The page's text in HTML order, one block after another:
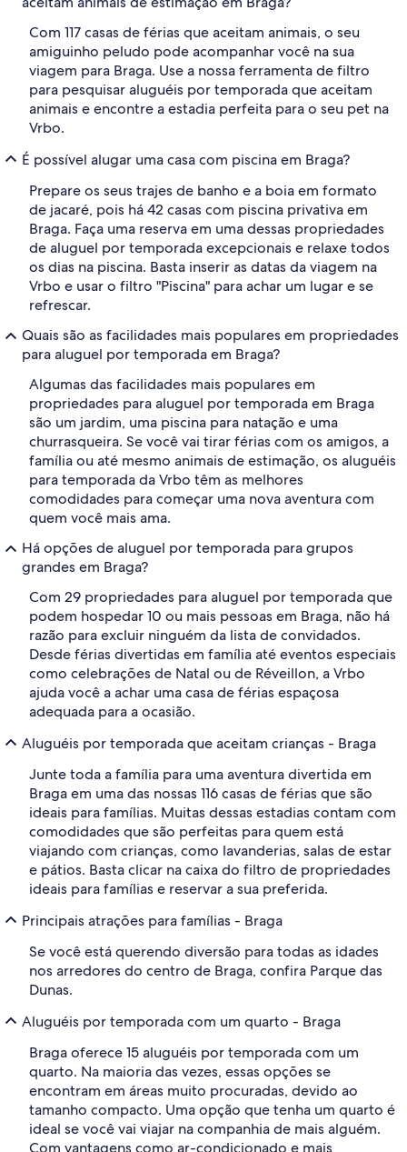
Com 117 casas de férias que aceitam animais, o seu
amiguinho peludo pode acompanhar você na sua
viagem para Braga. Use a nossa ferramenta de filtro
para pesquisar aluguéis por temporada que aceitam
animais e encontre a estadia perfeita para o seu pet na
Vrbo.
É possível alugar uma casa com piscina em Braga?
Prepare os seus trajes de banho e a boia em formato
de jacaré, pois há 42 casas com piscina privativa em
Braga. Faça uma reserva em uma dessas propriedades
de aluguel por temporada excepcionais e relaxe todos
os dias na piscina. Basta inserir as datas da viagem na
Vrbo e usar o filtro "Piscina" para achar um lugar e se
refrescar.
Quais são as facilidades mais populares em propriedades
para aluguel por temporada em Braga?
Algumas das facilidades mais populares em
propriedades para aluguel por temporada em Braga
são um jardim, uma piscina para natação e uma
churrasqueira. Se você vai tirar férias com os amigos, a
família ou até mesmo animais de estimação, os aluguéis
para temporada da Vrbo têm as melhores
comodidades para começar uma nova aventura com
quem você mais ama.
Há opções de aluguel por temporada para grupos
grandes em Braga?
Com 29 propriedades para aluguel por temporada que
podem hospedar 10 ou mais pessoas em Braga, não há
razão para excluir ninguém da lista de convidados.
Desde férias divertidas em família até eventos especiais
como celebrações de Natal ou de Réveillon, a Vrbo
ajuda você a achar uma casa de férias espaçosa
adequada para a ocasião.
Aluguéis por temporada que aceitam crianças - Braga
Junte toda a família para uma aventura divertida em
Braga em uma das nossas 116 casas de férias que são
ideais para famílias. Muitas dessas estadias contam com
comodidades que são perfeitas para quem está
viajando com crianças, como lavanderias, salas de estar
e pátios. Basta clicar na caixa do filtro de propriedades
ideais para famílias e reservar a sua preferida.
Principais atrações para famílias - Braga
Se você está querendo diversão para todas as idades
nos arredores do centro de Braga, confira Parque das
Dunas.
Aluguéis por temporada com um quarto - Braga
Braga oferece 15 aluguéis por temporada com um
quarto. Na maioria das vezes, essas opções se
encontram em áreas muito procuradas, devido ao
tamanho compacto. Uma opção que tenha um quarto é
ideal se você vai viajar na companhia de mais alguém.